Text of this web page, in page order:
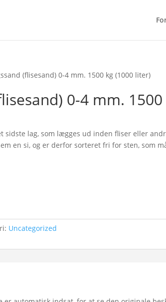
(flisesand) 0-4 mm. 1500 kg (1000 liter)
0-4 mm.
sidste lag, som lægges ud inden fliser eller
en si, og er derfor sorteret fri for sten, som
Uncategorized